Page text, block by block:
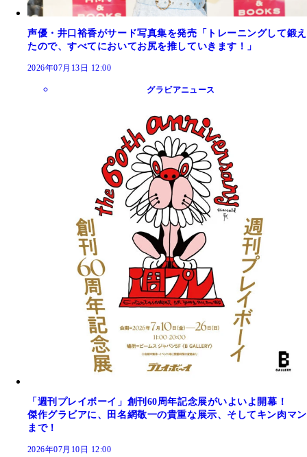
声優・井口裕香がサード写真集を発売「トレーニングして鍛え
たので、すべてにおいてお尻を推していきます！」
2026年07月13日 12:00
グラビアニュース
「週刊プレイボーイ」創刊60周年記念展がいよいよ開幕！
傑作グラビアに、田名網敬一の貴重な展示、そしてキン肉マン
まで！
2026年07月10日 12:00